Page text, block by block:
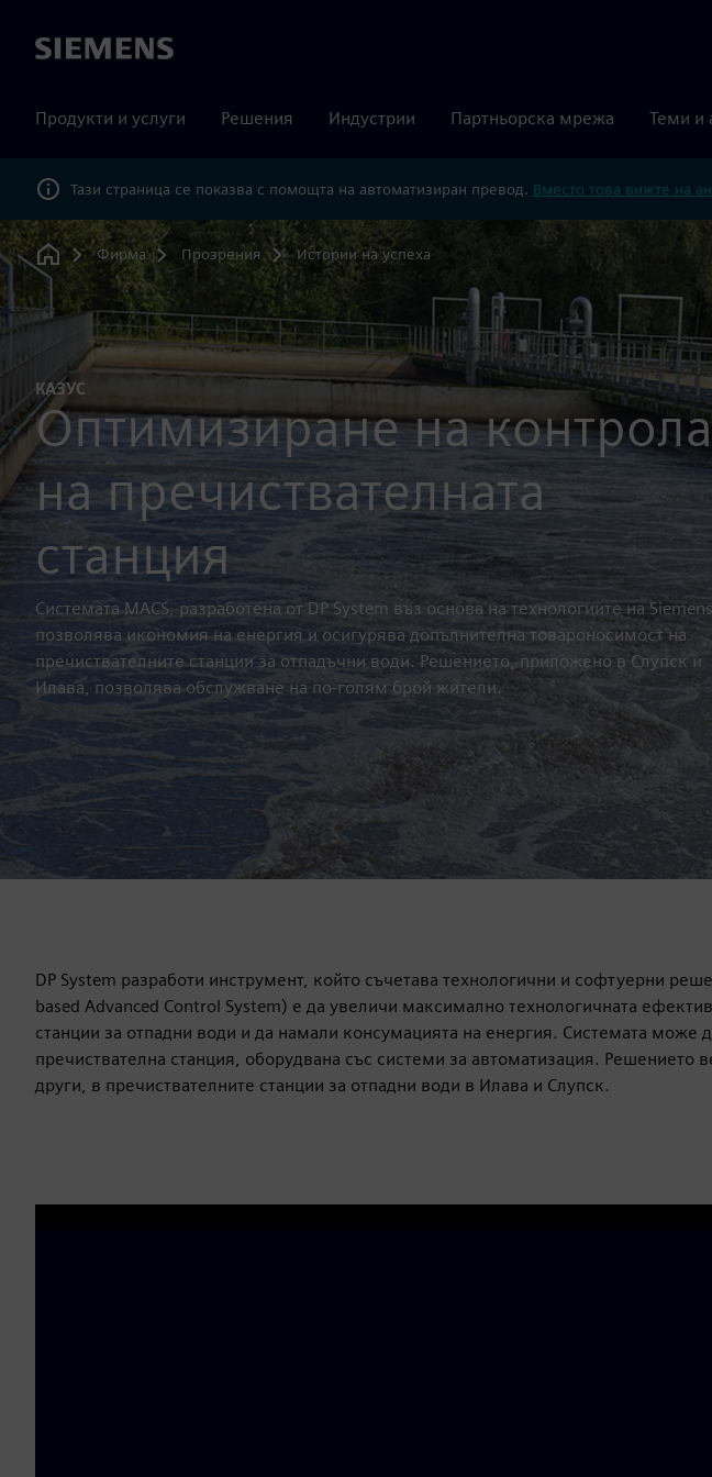
Siemens
Продукти и услуги Решения Индустрии Партньорска мрежа Теми и
Тази страница се показва с помощта на автоматизиран превод. Вместо това вижте на
Home
Фирма Прозрения Истории на успеха
КАЗУС
Оптимизиране на контрола
на пречиствателната
станция
Системата MACS, разработена от DP System въз основа на технологиите на
позволява икономия на енергия и осигурява допълнителна товароносимост на
пречиствателните станции за отпадъчни води. Решението, приложено в Слупск и
Илава, позволява обслужване на по-голям брой жители.
DP System разработи инструмент, който съчетава технологични и софтуерни
based Advanced Control System) е да увеличи максимално технологичната
станции за отпадни води и да намали консумацията на енергия. Системата може
пречиствателна станция, оборудвана със системи за автоматизация. Решението
други, в пречиствателните станции за отпадни води в Илава и Слупск.